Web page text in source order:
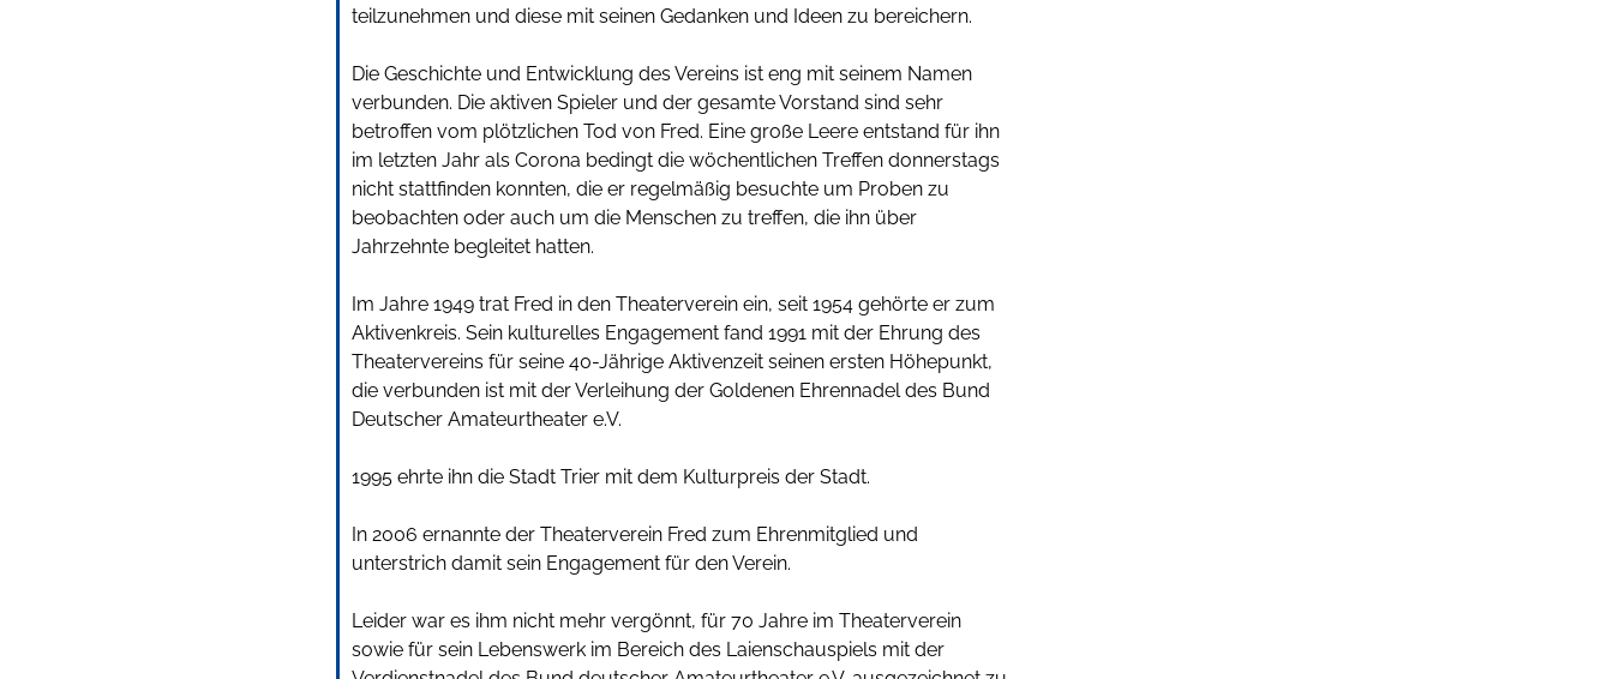
teilzunehmen und diese mit seinen Gedanken und Ideen zu bereichern.
Die Geschichte und Entwicklung des Vereins ist eng mit seinem Namen
verbunden. Die aktiven Spieler und der gesamte Vorstand sind sehr
betroffen vom plötzlichen Tod von Fred. Eine große Leere entstand für ihn
im letzten Jahr als Corona bedingt die wöchentlichen Treffen donnerstags
nicht stattfinden konnten, die er regelmäßig besuchte um Proben zu
beobachten oder auch um die Menschen zu treffen, die ihn über
Jahrzehnte begleitet hatten.
Im Jahre 1949 trat Fred in den Theaterverein ein, seit 1954 gehörte er zum
Aktivenkreis. Sein kulturelles Engagement fand 1991 mit der Ehrung des
Theatervereins für seine 40-Jährige Aktivenzeit seinen ersten Höhepunkt,
die verbunden ist mit der Verleihung der Goldenen Ehrennadel des Bund
Deutscher Amateurtheater e.V.
1995 ehrte ihn die Stadt Trier mit dem Kulturpreis der Stadt.
In 2006 ernannte der Theaterverein Fred zum Ehrenmitglied und
unterstrich damit sein Engagement für den Verein.
Leider war es ihm nicht mehr vergönnt, für 70 Jahre im Theaterverein
sowie für sein Lebenswerk im Bereich des Laienschauspiels mit der